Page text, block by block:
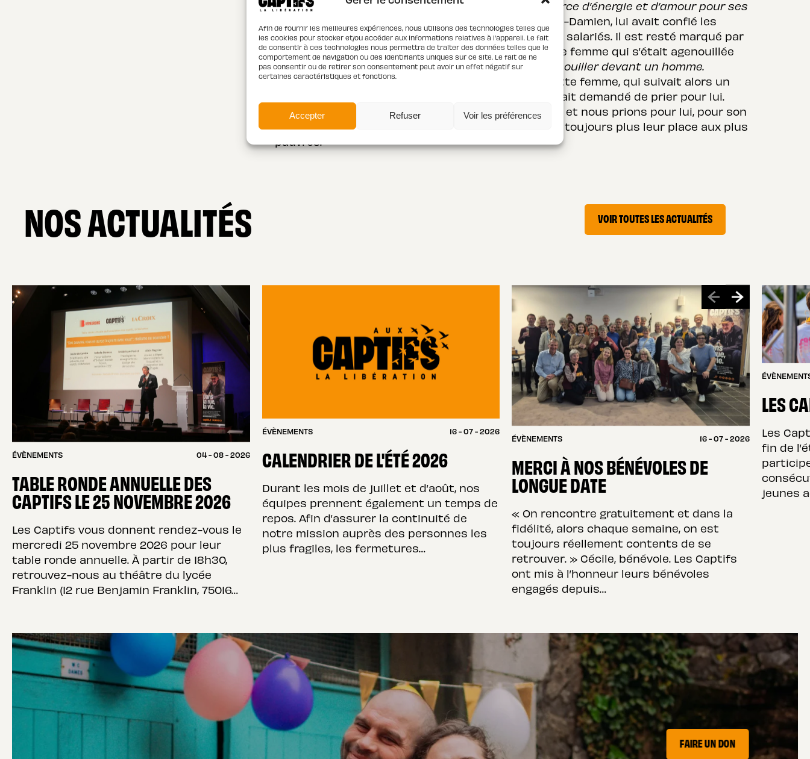
Afin de fournir les meilleures expériences, nous utilisons des technologies telles que
les cookies pour stocker et/ou accéder aux informations relatives à l'appareil. Le fait
de consentir à ces technologies nous permettra de traiter des données telles que le
comportement de navigation ou des identifiants uniques sur ce site. Le fait de ne
pas consentir ou de retirer son consentement peut avoir un effet négatif sur
certaines caractéristiques et fonctions.
Accepter Refuser Voir les préférences
tellement d’humilité dans le regard, il était une source d’énergie et d’amour pour ses
Présent également lors de ce voyage, Jean-Damien, lui avait confié les
personnes de la rue, mais aussi les bénévoles et les salariés. Il est resté marqué par
une phrase, que le souverain pontife avait dite à une femme qui s’était agenouillée
devant lui :« Relevez-vous ! Il ne faut jamais s’agenouiller devant un homme.
Seulement devant Dieu. »
Un message fort pour cette femme, qui suivait alors un
parcours de sortie de prostitution. Le pape nous avait demandé de prier pour lui.
Aujourd’hui nous rendons grâce pour son pontificat et nous prions pour lui, pour son
successeur et pour notre Eglise, pour qu’elle donne toujours plus leur place aux plus
NOS ACTUALITÉS VOIR TOUTES LES ACTUALITÉS
ÉVÈNEMENTS 04 - 08 - 2026
TABLE RONDE ANNUELLE DES
CAPTIFS LE 25 NOVEMBRE 2026
Les Captifs vous donnent rendez-vous le
mercredi 25 novembre 2026 pour leur
table ronde annuelle. À partir de 18h30,
retrouvez-nous au théâtre du lycée
Franklin (12 rue Benjamin Franklin, 75016…
ÉVÈNEMENTS 16 - 07 - 2026
CALENDRIER DE L'ÉTÉ 2026
Durant les mois de juillet et d’août, nos
équipes prennent également un temps de
repos. Afin d’assurer la continuité de
notre mission auprès des personnes les
plus fragiles, les fermetures…
ÉVÈNEMENTS 16 - 07 - 2026
MERCI À NOS BÉNÉVOLES DE
LONGUE DATE
« On rencontre gratuitement et dans la
fidélité, alors chaque semaine, on est
toujours réellement contents de se
retrouver. » Cécile, bénévole. Les Captifs
ont mis à l’honneur leurs bénévoles
engagés depuis…
LES
Les
fin de
jeunes
FAIRE UN DON